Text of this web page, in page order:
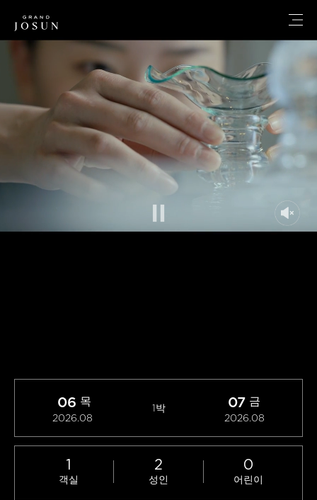
2026.08
06 목
1박
2026.08
07금
객실
1
성인
2
어린이
0